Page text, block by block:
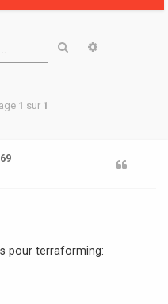
Rechercher
1 sur 1
pour terraforming: